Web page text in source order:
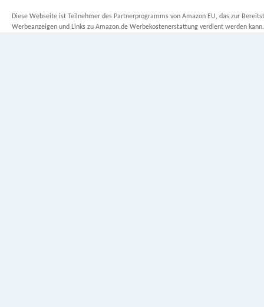
Diese Webseite ist Teilnehmer des Partnerprogramms von Amazon EU, das zur
Werbeanzeigen und Links zu Amazon.de Werbekostenerstattung verdient werden kann.